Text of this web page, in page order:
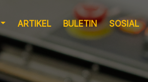
ARTIKEL BULETIN SOSIAL